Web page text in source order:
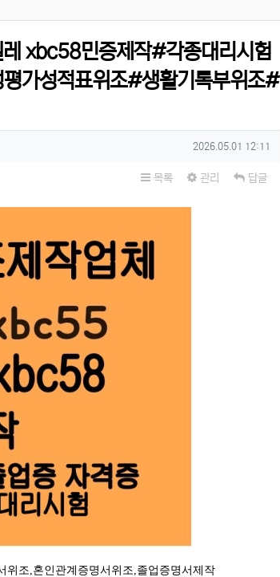
xbc58민증제작#각종대리시험
가성적표위조#생활기록부위조#
작성일
2026.05.01 12:11
목록 관리 답글
조,혼인관계증명서위조,졸업증명서제작